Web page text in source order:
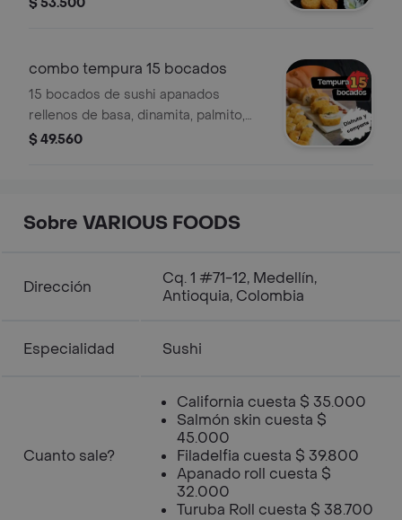
combo tempura 15 bocados
15 bocados de sushi apanados
rellenos de basa, dinamita, palmito,
aguacate y queso crema. Incluye
$ 49.560
Sobre VARIOUS FOODS
Dirección
Cq. 1 #71-12, Medellín,
Antioquia, Colombia
Especialidad Sushi
Cuanto sale?
California cuesta $ 35.000
Salmón skin cuesta $
45.000
Filadelfia cuesta $ 39.800
Apanado roll cuesta $
32.000
Turuba Roll cuesta $ 38.700